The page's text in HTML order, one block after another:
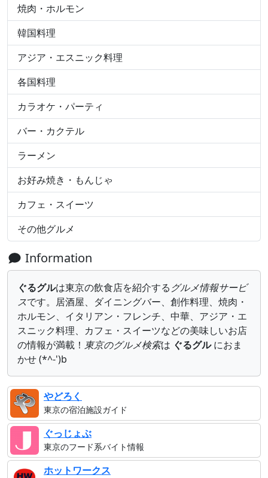
焼肉・ホルモン
韓国料理
アジア・エスニック料理
各国料理
カラオケ・パーティ
バー・カクテル
ラーメン
お好み焼き・もんじゃ
カフェ・スイーツ
その他グルメ
Information
ぐるグルは東京の飲食店を紹介する グルメ情報サービ
スです。居酒屋、ダイニングバー、創作料理、焼肉・
ホルモン、イタリアン・フレンチ、中華、アジア・エ
スニック料理、カフェ・スイーツなどの美味しいお店
の情報が満載！ 東京のグルメ検索は ぐるグルにおま
かせ (*^-')b
やどろく
東京の宿泊施設ガイド
ぐっじょぶ
東京のフード系バイト情報
ホットワークス